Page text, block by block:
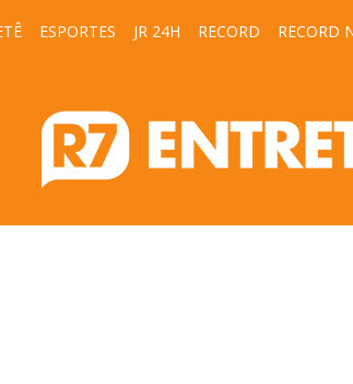
ESPORTES JR 24H RECORD RECORD